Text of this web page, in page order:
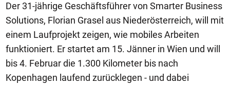
Der 31-jährige Geschäftsführer von Smarter Business
Solutions, Florian Grasel aus Niederösterreich, will mit
einem Laufprojekt zeigen, wie mobiles Arbeiten
funktioniert. Er startet am 15. Jänner in Wien und will
bis 4. Februar die 1.300 Kilometer bis nach
Kopenhagen laufend zurücklegen - und dabei